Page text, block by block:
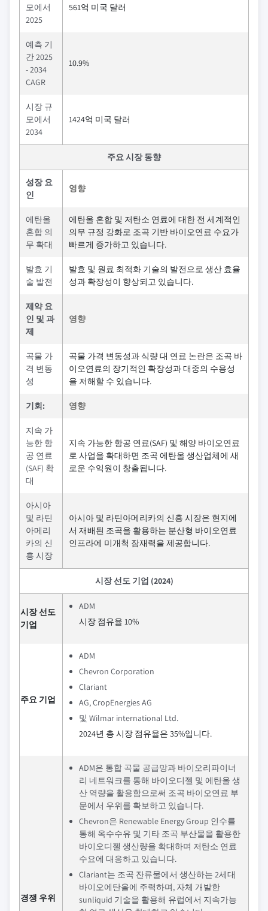
모에서
2025
561억 미국 달러
예측 기
간 2025
- 2034
CAGR
10.9%
시장 규
모에서
2034
1424억 미국 달러
주요 시장 동향
성장 요
인
영향
에탄올
혼합 의
무 확대
에탄올 혼합 및 저탄소 연료에 대한 전 세계적인
의무 규정 강화로 조곡 기반 바이오연료 수요가
빠르게 증가하고 있습니다.
발효 기
술 발전
발효 및 원료 최적화 기술의 발전으로 생산 효율
성과 확장성이 향상되고 있습니다.
제약 요
인 및 과
제
영향
곡물 가
격 변동
성
곡물 가격 변동성과 식량 대 연료 논란은 조곡 바
이오연료의 장기적인 확장성과 대중의 수용성
을 저해할 수 있습니다.
기회: 영향
지속 가
능한 항
공 연료
(SAF) 확
대
지속 가능한 항공 연료(SAF) 및 해양 바이오연료
로 사업을 확대하면 조곡 에탄올 생산업체에 새
로운 수익원이 창출됩니다.
아시아
및 라틴
아메리
카의 신
흥 시장
아시아 및 라틴아메리카의 신흥 시장은 현지에
서 재배된 조곡을 활용하는 분산형 바이오연료
인프라에 미개척 잠재력을 제공합니다.
시장 선도 기업 (2024)
시장 선도
기업
ADM
시장 점유율 10%
주요 기업
ADM
Chevron Corporation
Clariant
AG, CropEnergies AG
및 Wilmar international Ltd.
2024년 총 시장 점유율은 35%입니다.
경쟁 우위
ADM은 통합 곡물 공급망과 바이오리파이너
리 네트워크를 통해 바이오디젤 및 에탄올 생
산 역량을 활용함으로써 조곡 바이오연료 부
문에서 우위를 확보하고 있습니다.
Chevron은 Renewable Energy Group 인수를
통해 옥수수유 및 기타 조곡 부산물을 활용한
바이오디젤 생산량을 확대하며 저탄소 연료
수요에 대응하고 있습니다.
Clariant는 조곡 잔류물에서 생산하는 2세대
바이오에탄올에 주력하며, 자체 개발한
sunliquid 기술을 활용해 유럽에서 지속가능